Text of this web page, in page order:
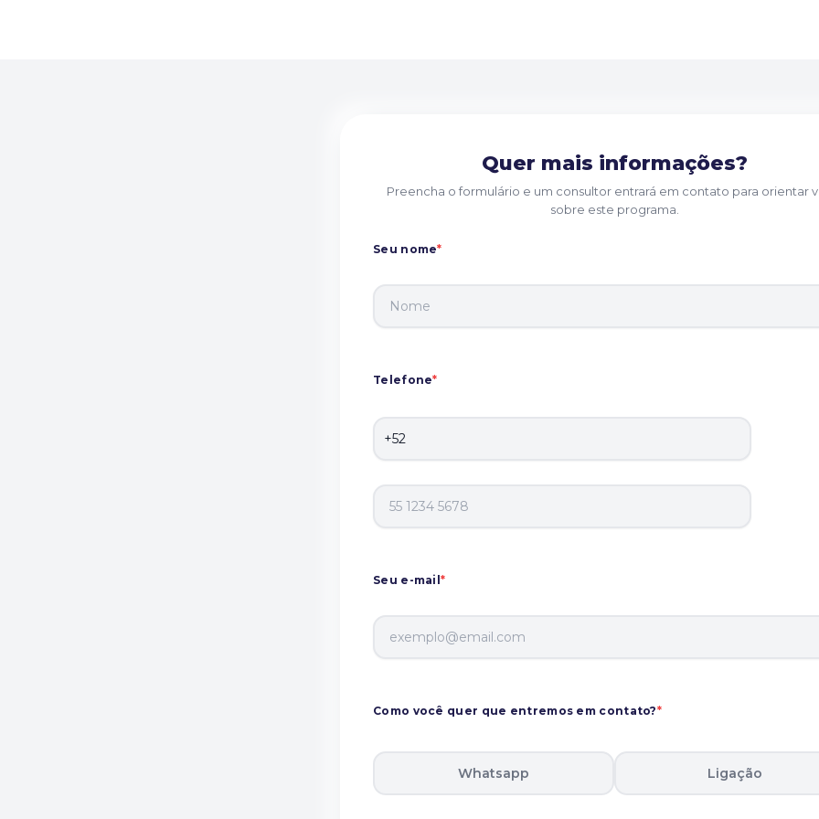
Quer mais informações?
Preencha o formulário e um consultor entrará em contato para orientar
sobre este programa.
Seu nome*
Telefone*
Seu e-mail*
Como você quer que entremos em contato?*
Whatsapp Ligação